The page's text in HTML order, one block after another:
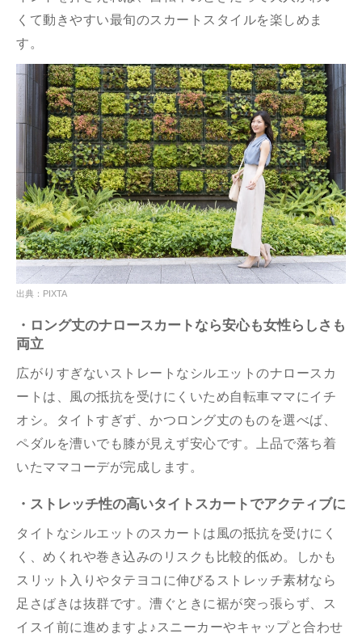
くて動きやすい最旬のスカートスタイルを楽しめま
す。
出典：PIXTA
・ロング丈のナロースカートなら安心も女性らしさも
両立
広がりすぎないストレートなシルエットのナロースカ
ートは、風の抵抗を受けにくいため自転車ママにイチ
オシ。タイトすぎず、かつロング丈のものを選べば、
ペダルを漕いでも膝が見えず安心です。上品で落ち着
いたママコーデが完成します。
・ストレッチ性の高いタイトスカートでアクティブに
タイトなシルエットのスカートは風の抵抗を受けにく
く、めくれや巻き込みのリスクも比較的低め。しかも
スリット入りやタテヨコに伸びるストレッチ素材なら
足さばきは抜群です。漕ぐときに裾が突っ張らず、ス
イスイ前に進めますよ♪スニーカーやキャップと合わせ